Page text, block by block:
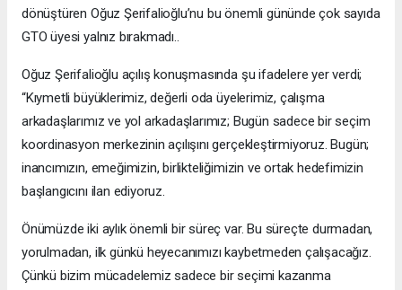
dönüştüren Oğuz Şerifalioğlu’nu bu önemli gününde çok sayıda
GTO üyesi yalnız bırakmadı..
Oğuz Şerifalioğlu açılış konuşmasında şu ifadelere yer verdi;
“Kıymetli büyüklerimiz, değerli oda üyelerimiz, çalışma
arkadaşlarımız ve yol arkadaşlarımız; Bugün sadece bir seçim
koordinasyon merkezinin açılışını gerçekleştirmiyoruz. Bugün;
inancımızın, emeğimizin, birlikteliğimizin ve ortak hedefimizin
başlangıcını ilan ediyoruz.
Önümüzde iki aylık önemli bir süreç var. Bu süreçte durmadan,
yorulmadan, ilk günkü heyecanımızı kaybetmeden çalışacağız.
Çünkü bizim mücadelemiz sadece bir seçimi kazanma